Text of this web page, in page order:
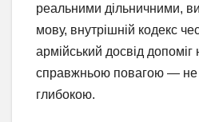
реальними дільничними,
мову, внутрішній кодекс
армійський досвід
справжньою повагою — не
глибокою.